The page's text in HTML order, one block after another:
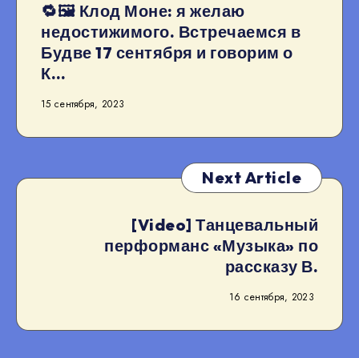
🔁🖼 Клод Моне: я желаю
недостижимого. Встречаемся в
Будве 17 сентября и говорим о
К…
15 сентября, 2023
Next Article
[Video] Танцевальный
перформанс «Музыка» по
рассказу В.
16 сентября, 2023